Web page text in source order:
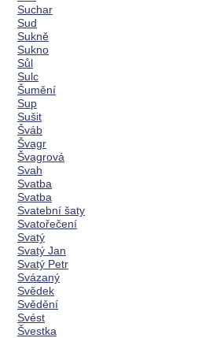
Suchar
Sud
Sukně
Sukno
Sůl
Sulc
Šumění
Sup
Sušit
Šváb
Švagr
Švagrová
Svah
Svatba
Svatba
Svatební šaty
Svatořečení
Svatý
Svatý Jan
Svatý Petr
Svázaný
Svědek
Svědění
Svést
Švestka